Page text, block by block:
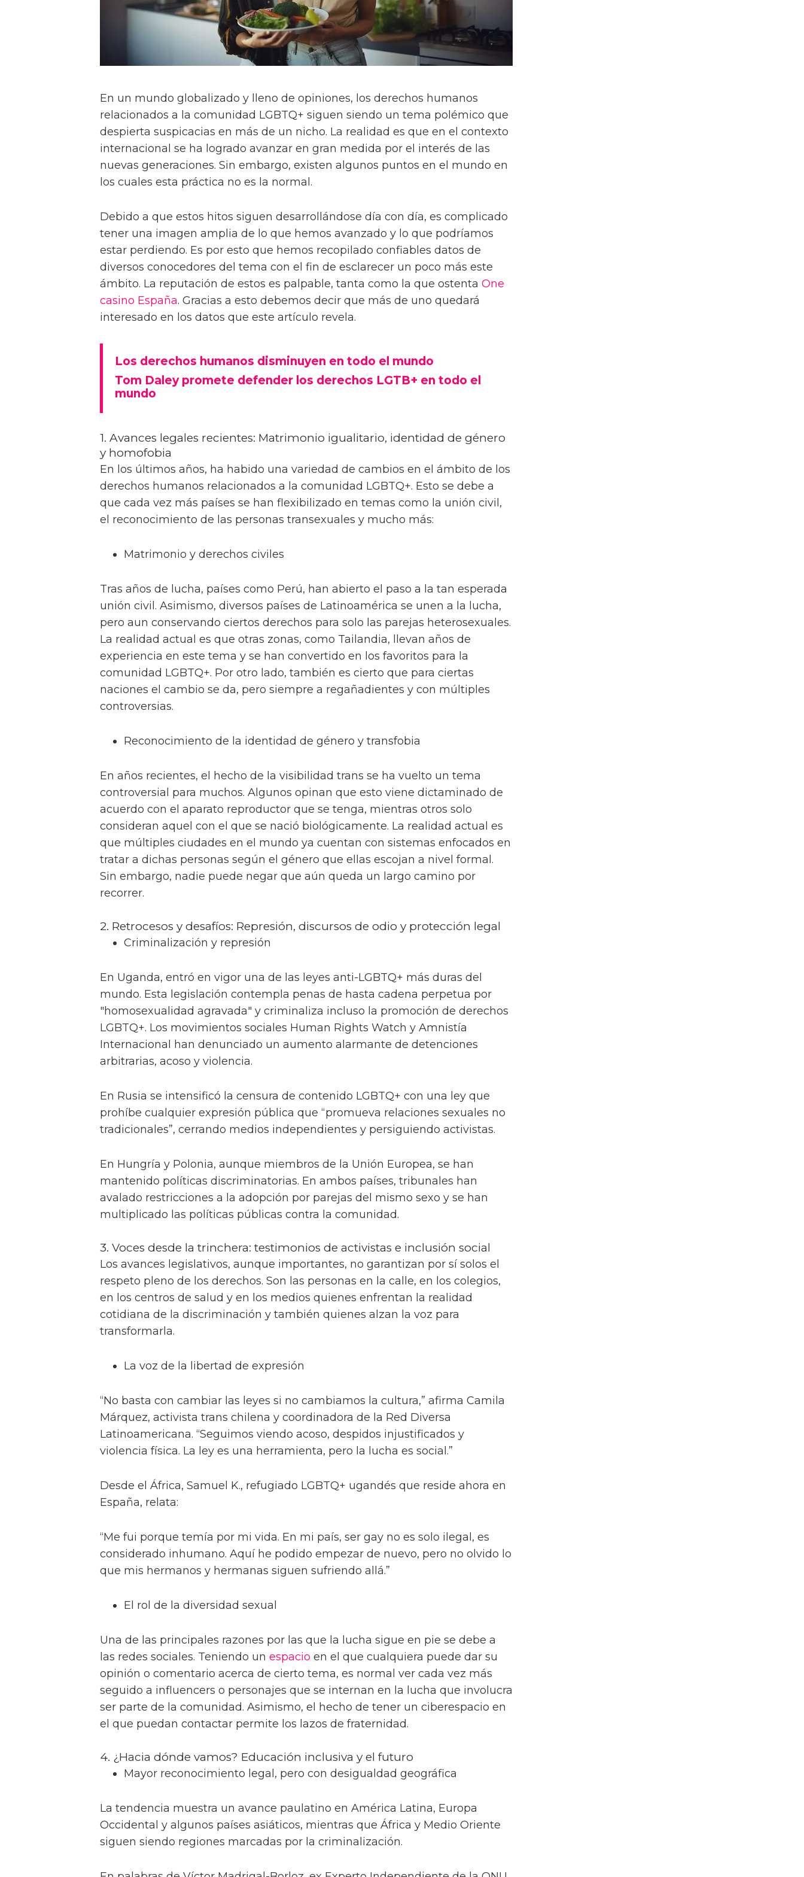
En un mundo globalizado y lleno de opiniones, los derechos humanos
relacionados a la comunidad LGBTQ+ siguen siendo un tema polémico que
despierta suspicacias en más de un nicho. La realidad es que en el contexto
internacional se ha logrado avanzar en gran medida por el interés de las
nuevas generaciones. Sin embargo, existen algunos puntos en el mundo en
los cuales esta práctica no es la normal.
Debido a que estos hitos siguen desarrollándose día con día, es complicado
tener una imagen amplia de lo que hemos avanzado y lo que podríamos
estar perdiendo. Es por esto que hemos recopilado confiables datos de
diversos conocedores del tema con el fin de esclarecer un poco más este
ámbito. La reputación de estos es palpable, tanta como la que ostenta One
casino España. Gracias a esto debemos decir que más de uno quedará
interesado en los datos que este artículo revela.
Los derechos humanos disminuyen en todo el mundo
Tom Daley promete defender los derechos LGTB+ en todo el
mundo
1. Avances legales recientes: Matrimonio igualitario, identidad de género
y homofobia
En los últimos años, ha habido una variedad de cambios en el ámbito de los
derechos humanos relacionados a la comunidad LGBTQ+. Esto se debe a
que cada vez más países se han flexibilizado en temas como la unión civil,
el reconocimiento de las personas transexuales y mucho más:
Matrimonio y derechos civiles
Tras años de lucha, países como Perú, han abierto el paso a la tan esperada
unión civil. Asimismo, diversos países de Latinoamérica se unen a la lucha,
pero aun conservando ciertos derechos para solo las parejas heterosexuales.
La realidad actual es que otras zonas, como Tailandia, llevan años de
experiencia en este tema y se han convertido en los favoritos para la
comunidad LGBTQ+. Por otro lado, también es cierto que para ciertas
naciones el cambio se da, pero siempre a regañadientes y con múltiples
controversias.
Reconocimiento de la identidad de género y transfobia
En años recientes, el hecho de la visibilidad trans se ha vuelto un tema
controversial para muchos. Algunos opinan que esto viene dictaminado de
acuerdo con el aparato reproductor que se tenga, mientras otros solo
consideran aquel con el que se nació biológicamente. La realidad actual es
que múltiples ciudades en el mundo ya cuentan con sistemas enfocados en
tratar a dichas personas según el género que ellas escojan a nivel formal.
Sin embargo, nadie puede negar que aún queda un largo camino por
recorrer.
2. Retrocesos y desafíos: Represión, discursos de odio y protección legal
Criminalización y represión
En Uganda, entró en vigor una de las leyes anti-LGBTQ+ más duras del
mundo. Esta legislación contempla penas de hasta cadena perpetua por
"homosexualidad agravada" y criminaliza incluso la promoción de derechos
LGBTQ+. Los movimientos sociales Human Rights Watch y Amnistía
Internacional han denunciado un aumento alarmante de detenciones
arbitrarias, acoso y violencia.
En Rusia se intensificó la censura de contenido LGBTQ+ con una ley que
prohíbe cualquier expresión pública que “promueva relaciones sexuales no
tradicionales”, cerrando medios independientes y persiguiendo activistas.
En Hungría y Polonia, aunque miembros de la Unión Europea, se han
mantenido políticas discriminatorias. En ambos países, tribunales han
avalado restricciones a la adopción por parejas del mismo sexo y se han
multiplicado las políticas públicas contra la comunidad.
3. Voces desde la trinchera: testimonios de activistas e inclusión social
Los avances legislativos, aunque importantes, no garantizan por sí solos el
respeto pleno de los derechos. Son las personas en la calle, en los colegios,
en los centros de salud y en los medios quienes enfrentan la realidad
cotidiana de la discriminación y también quienes alzan la voz para
transformarla.
La voz de la libertad de expresión
“No basta con cambiar las leyes si no cambiamos la cultura,” afirma Camila
Márquez, activista trans chilena y coordinadora de la Red Diversa
Latinoamericana. “Seguimos viendo acoso, despidos injustificados y
violencia física. La ley es una herramienta, pero la lucha es social.”
Desde el África, Samuel K., refugiado LGBTQ+ ugandés que reside ahora en
España, relata:
“Me fui porque temía por mi vida. En mi país, ser gay no es solo ilegal, es
considerado inhumano. Aquí he podido empezar de nuevo, pero no olvido lo
que mis hermanos y hermanas siguen sufriendo allá.”
El rol de la diversidad sexual
Una de las principales razones por las que la lucha sigue en pie se debe a
las redes sociales. Teniendo un espacio en el que cualquiera puede dar su
opinión o comentario acerca de cierto tema, es normal ver cada vez más
seguido a influencers o personajes que se internan en la lucha que involucra
ser parte de la comunidad. Asimismo, el hecho de tener un ciberespacio en
el que puedan contactar permite los lazos de fraternidad.
4. ¿Hacia dónde vamos? Educación inclusiva y el futuro
Mayor reconocimiento legal, pero con desigualdad geográfica
La tendencia muestra un avance paulatino en América Latina, Europa
Occidental y algunos países asiáticos, mientras que África y Medio Oriente
siguen siendo regiones marcadas por la criminalización.